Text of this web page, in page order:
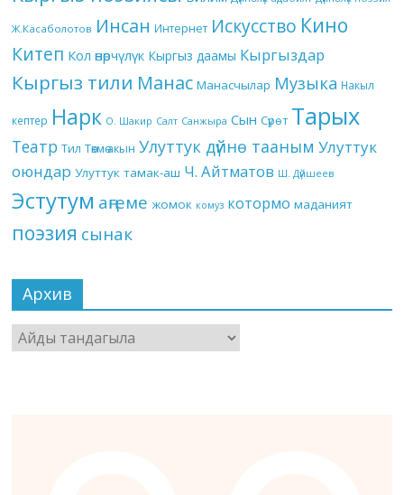
Ж.Касаболотов Инсан Интернет Искусство Кино
Китеп Кол өнөрчүлүк Кыргыз даамы Кыргыздар
Кыргыз тили Манас Манасчылар Музыка Накыл
кептер Нарк О. Шакир Салт Санжыра Сын Сүрөт Тарых
Театр Тил Төкмө акын Улуттук дүйнө тааным Улуттук
оюндар Улуттук тамак-аш Ч. Айтматов Ш. Дүйшеев
Эстутум аңгеме жомок комуз котормо маданият
поэзия сынак
Архив
Архив